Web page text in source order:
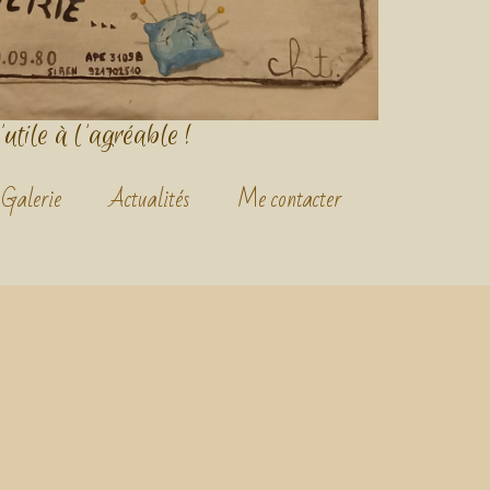
à l'agréable !
Galerie Actualités Me contacter